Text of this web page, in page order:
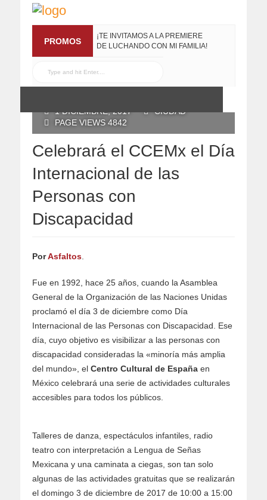
PROMOS
¡TE INVITAMOS A LA PREMIERE
DE LUCHANDO CON MI FAMILIA!
REGALA EL COMPILADO
#ELRECOMENDADOVOL4
1 DICIEMBRE, 2017
CIUDAD
PAGE VIEWS 4842
Celebrará el CCEMx el Dí­a
Internacional de las
Personas con
Discapacidad
PorAsfaltos
Fue en 1992, hace 25 años, cuando la Asamblea
General de la Organización de las Naciones Unidas
proclamó el día 3 de diciembre como Día
Internacional de las Personas con Discapacidad. Ese
día, cuyo objetivo es visibilizar a las personas con
discapacidad consideradas la «minoría más amplia
del mundo», el Centro Cultural de España en
México celebrará una serie de actividades culturales
accesibles para todos los públicos.
Talleres de danza, espectáculos infantiles, radio
teatro con interpretación a Lengua de Señas
Mexicana y una caminata a ciegas, son tan solo
algunas de las actividades gratuitas que se realizarán
el domingo 3 de diciembre de 2017 de 10:00 a 15:00